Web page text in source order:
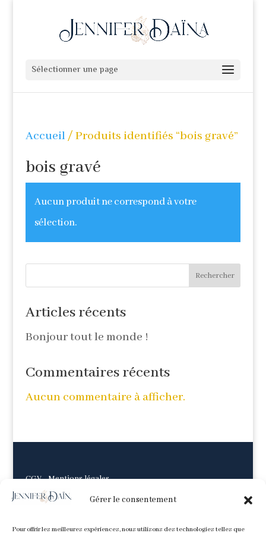
Gérer le consentement
Pour offrir les meilleures expériences, nous utilisons des technologies telles que
Sélectionner une page
Accueil/ Produits identifiés “bois gravé”
bois gravé
Aucun produit ne correspond à votre
sélection.
Rechercher
Articles récents
Bonjour tout le monde !
Commentaires récents
Aucun commentaire à afficher.
CGV-Mentions légales